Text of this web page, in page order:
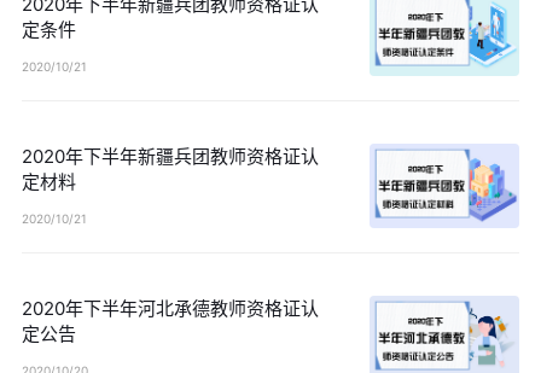
定条件
2020/10/21
2020年下半年新疆兵团教师资格证认
定材料
2020/10/21
2020年下半年河北承德教师资格证认
定公告